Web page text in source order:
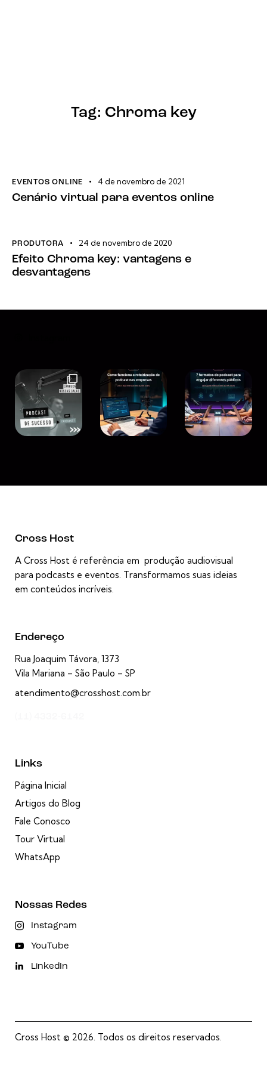
Tag: Chroma key
EVENTOS ONLINE 4 de novembro de 2021
Cenário virtual para eventos online
PRODUTORA 24 de novembro de 2020
Efeito Chroma key: vantagens e
desvantagens
Cross Host
A Cross Host é referência em produção audiovisual
para podcasts e eventos. Transformamos suas ideias
em conteúdos incríveis.
Endereço
Rua Joaquim Távora, 1373
Vila Mariana – São Paulo – SP
atendimento@crosshost.com.br
Links
Página Inicial
Artigos do Blog
Fale Conosco
Tour Virtual
WhatsApp
Nossas Redes
Instagram
YouTube
LinkedIn
Cross Host © 2026. Todos os direitos reservados.